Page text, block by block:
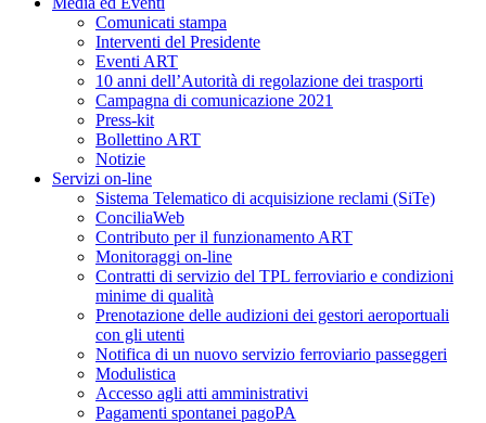
Comunicati stampa
Interventi del Presidente
Eventi ART
10 anni dell’Autorità di regolazione dei trasporti
Campagna di comunicazione 2021
Press-kit
Bollettino ART
Notizie
Servizi on-line
Sistema Telematico di acquisizione reclami (SiTe)
ConciliaWeb
Contributo per il funzionamento ART
Monitoraggi on-line
Contratti di servizio del TPL ferroviario e condizioni
minime di qualità
Prenotazione delle audizioni dei gestori aeroportuali
con gli utenti
Notifica di un nuovo servizio ferroviario passeggeri
Modulistica
Accesso agli atti amministrativi
Pagamenti spontanei pagoPA